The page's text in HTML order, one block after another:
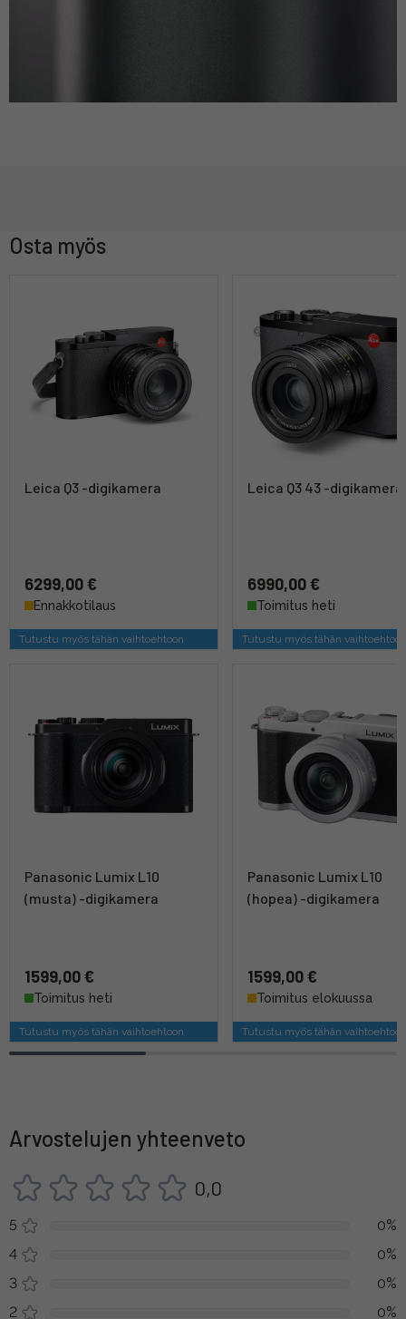
Osta myös
Leica Q3 -digikamera
6299,00 €
Ennakkotilaus
Tutustu myös tähän vaihtoehtoon
Leica Q3 43 -digikamera
6990,00 €
Toimitus heti
Tutustu myös tähän
Panasonic Lumix L10
(musta) -digikamera
1599,00 €
Toimitus heti
Tutustu myös tähän vaihtoehtoon
Panasonic Lumix L10
(hopea) -digikamera
1599,00 €
Toimitus elokuussa
Tutustu myös tähän
Arvostelujen yhteenveto
0,0
5
0%
4
0%
3
0%
2
0%